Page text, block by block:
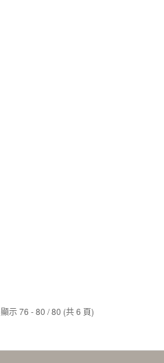
顯示 76 - 80 / 80 (共 6 頁)